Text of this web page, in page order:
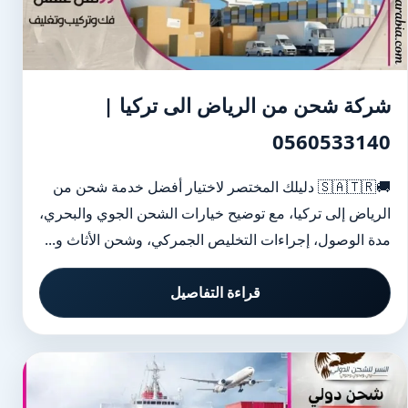
شركة شحن من الرياض الى تركيا |
0560533140
🚚🇸🇦🇹🇷 دليلك المختصر لاختيار أفضل خدمة شحن من
الرياض إلى تركيا، مع توضيح خيارات الشحن الجوي والبحري،
مدة الوصول، إجراءات التخليص الجمركي، وشحن الأثاث و...
قراءة التفاصيل